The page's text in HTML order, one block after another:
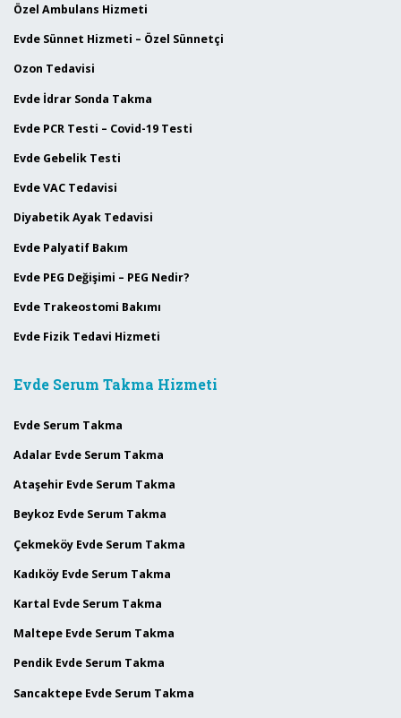
Özel Ambulans Hizmeti
Evde Sünnet Hizmeti – Özel Sünnetçi
Ozon Tedavisi
Evde İdrar Sonda Takma
Evde PCR Testi – Covid-19 Testi
Evde Gebelik Testi
Evde VAC Tedavisi
Diyabetik Ayak Tedavisi
Evde Palyatif Bakım
Evde PEG Değişimi – PEG Nedir?
Evde Trakeostomi Bakımı
Evde Fizik Tedavi Hizmeti
Evde Serum Takma Hizmeti
Evde Serum Takma
Adalar Evde Serum Takma
Ataşehir Evde Serum Takma
Beykoz Evde Serum Takma
Çekmeköy Evde Serum Takma
Kadıköy Evde Serum Takma
Kartal Evde Serum Takma
Maltepe Evde Serum Takma
Pendik Evde Serum Takma
Sancaktepe Evde Serum Takma